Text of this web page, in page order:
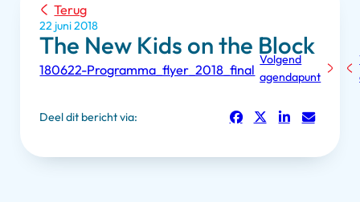
Terug
22 juni 2018
The New Kids on the Block
180622-Programma_flyer_2018_final
Deel dit bericht via:
Volgend
agendapunt